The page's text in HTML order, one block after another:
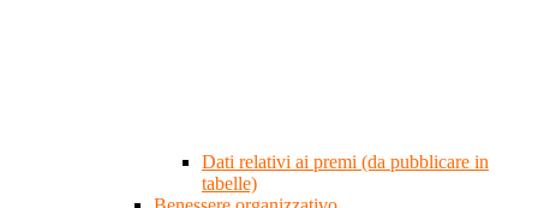
Dati relativi ai premi (da pubblicare in
tabelle)